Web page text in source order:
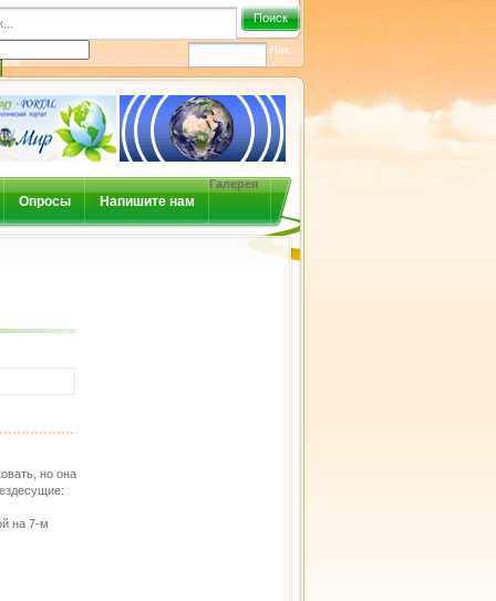
Поиск
Ник:
Галерея
Опросы Напишите нам
но она
на 7-м